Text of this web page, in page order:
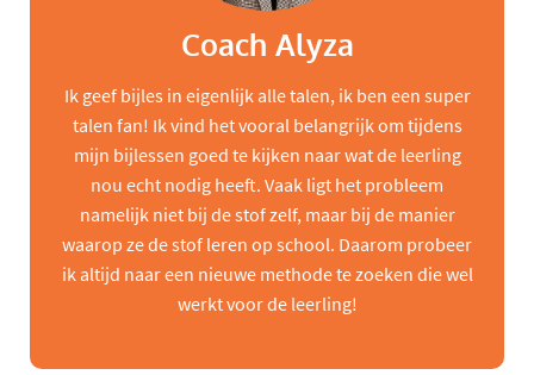
Coach Alyza
Ik geef bijles in eigenlijk alle talen, ik ben een super
talen fan! Ik vind het vooral belangrijk om tijdens
mijn bijlessen goed te kijken naar wat de leerling
nou echt nodig heeft. Vaak ligt het probleem
namelijk niet bij de stof zelf, maar bij de manier
waarop ze de stof leren op school. Daarom probeer
ik altijd naar een nieuwe methode te zoeken die wel
werkt voor de leerling!